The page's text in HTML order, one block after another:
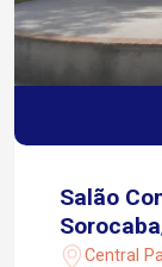
Salão
Central